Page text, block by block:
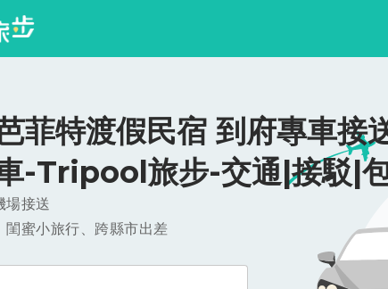
菲特渡假民宿 到府專車接
-Tripool旅步-交通|接駁|
場接送
閨蜜小旅行、跨縣市出差